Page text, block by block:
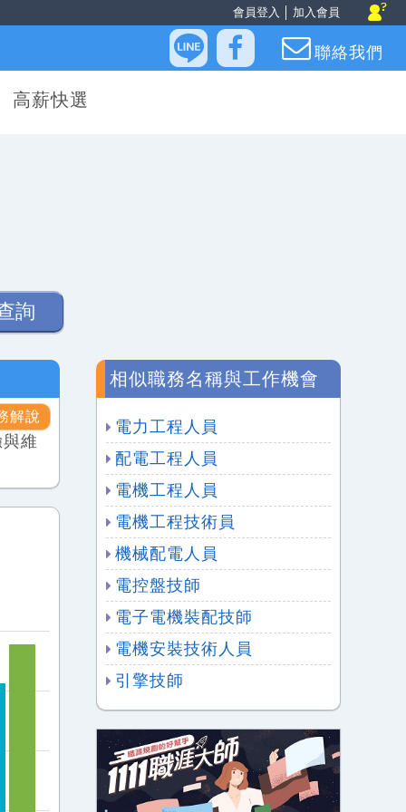
會員登入 加入會員
聯絡我們
高薪快選
詢
解說
維
相似職務名稱與工作機會
電力工程人員
配電工程人員
電機工程人員
電機工程技術員
機械配電人員
電控盤技師
電子電機裝配技師
電機安裝技術人員
引擎技師